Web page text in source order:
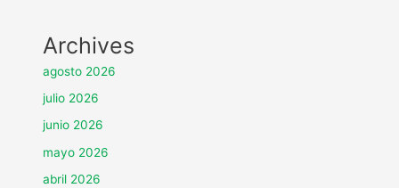
Archives
agosto 2026
julio 2026
junio 2026
mayo 2026
abril 2026